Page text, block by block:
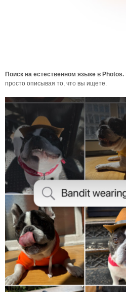
Поиск на естественном языке в Photos.
просто описывая то, что вы ищете.